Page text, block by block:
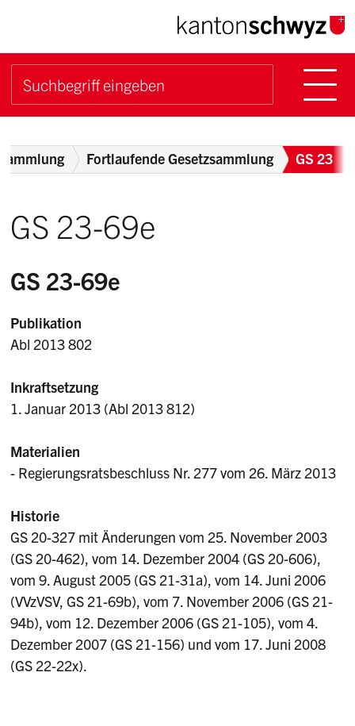
Navigieren im Kanton
Schnellnavigation
Suchbegriff
Breadcrumb
Fortlaufende Gesetzsammlung GS 23
GS 23-69e
GS 23-69e
Publikation
Abl 2013 802
Inkraftsetzung
1. Januar 2013 (Abl 2013 812)
Materialien
- Regierungsratsbeschluss Nr. 277 vom 26. März 2013
Historie
GS 20-327 mit Änderungen vom 25. November 2003
(GS 20-462), vom 14. Dezember 2004 (GS 20-606),
vom 9. August 2005 (GS 21-31a), vom 14. Juni 2006
(VVzVSV, GS 21-69b), vom 7. November 2006 (GS 21-
94b), vom 12. Dezember 2006 (GS 21-105), vom 4.
Dezember 2007 (GS 21-156) und vom 17. Juni 2008
(GS 22-22x).